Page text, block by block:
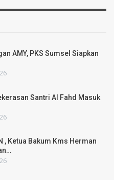
AMY, PKS Sumsel Siapkan
Santri Al Fahd Masuk
, Ketua Bakum Kms Herman